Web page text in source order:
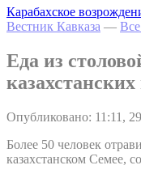
Карабахское
Вестник Кавказа —
Еда из
Опубликовано: 11:11,
Более 50 человек
казахстанском Семее,